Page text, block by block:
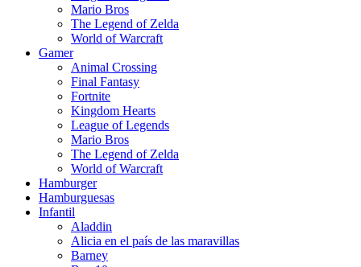
Mario Bros
The Legend of Zelda
World of Warcraft
Gamer
Animal Crossing
Final Fantasy
Fortnite
Kingdom Hearts
League of Legends
Mario Bros
The Legend of Zelda
World of Warcraft
Hamburger
Hamburguesas
Infantil
Aladdin
Alicia en el país de las maravillas
Barney